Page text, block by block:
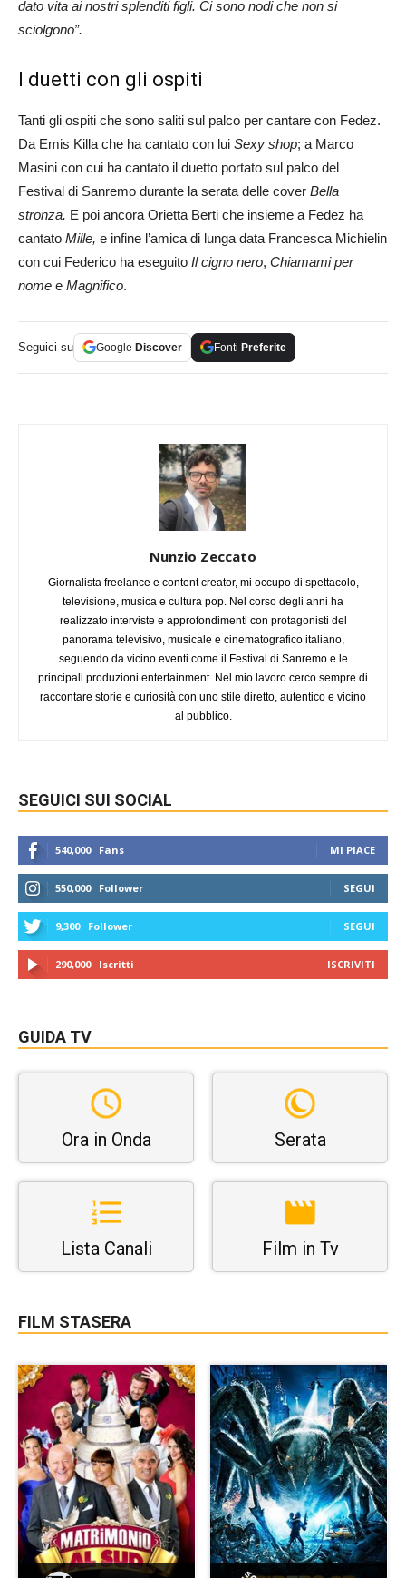
dato vita ai nostri splenditi figli. Ci sono nodi che non si
sciolgono”.
I duetti con gli ospiti
Tanti gli ospiti che sono saliti sul palco per cantare con Fedez.
Da Emis Killa che ha cantato con lui Sexy shop; a Marco
Masini con cui ha cantato il duetto portato sul palco del
Festival di Sanremo durante la serata delle cover Bella
stronza. E poi ancora Orietta Berti che insieme a Fedez ha
cantato Mille, e infine l’amica di lunga data Francesca Michielin
con cui Federico ha eseguito Il cigno nero, Chiamami per
nome e Magnifico.
Seguici su Google Discover Fonti Preferite
Nunzio Zeccato
Giornalista freelance e content creator, mi occupo di spettacolo,
televisione, musica e cultura pop. Nel corso degli anni ha
realizzato interviste e approfondimenti con protagonisti del
panorama televisivo, musicale e cinematografico italiano,
seguendo da vicino eventi come il Festival di Sanremo e le
principali produzioni entertainment. Nel mio lavoro cerco sempre di
raccontare storie e curiosità con uno stile diretto, autentico e vicino
al pubblico.
SEGUICI SUI SOCIAL
540,000 Fans MI PIACE
550,000 Follower SEGUI
9,300 Follower SEGUI
290,000 Iscritti ISCRIVITI
GUIDA TV
Ora in Onda Serata
Lista Canali Film in Tv
FILM STASERA